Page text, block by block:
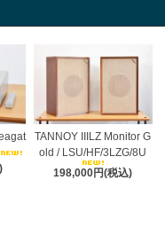
TANNOY IIILZ Monitor G
old / LSU/HF/3LZG/8U
198,000円(税込)